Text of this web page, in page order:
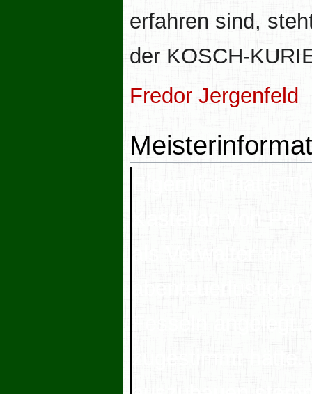
erfahren sind,
der KOSCH-
Fredor Jergenfeld
als Verwalter
Fesseln
zugestimmt